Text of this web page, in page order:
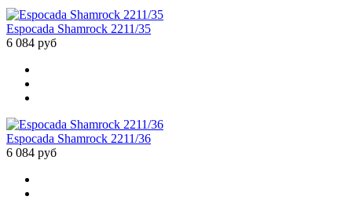
Espocada Shamrock 2211/35
6 084 руб
Espocada Shamrock 2211/36
6 084 руб